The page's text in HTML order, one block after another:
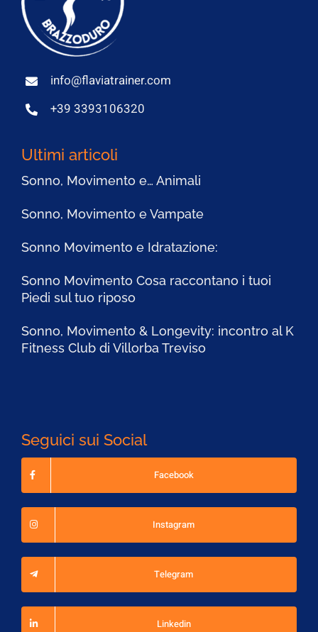
info@flaviatrainer.com
+39 3393106320
Ultimi articoli
Sonno, Movimento e… Animali
Sonno, Movimento e Vampate
Sonno Movimento e Idratazione:
Sonno Movimento Cosa raccontano i tuoi
Piedi sul tuo riposo
Sonno, Movimento & Longevity: incontro al K
Fitness Club di Villorba Treviso
Seguici sui Social
Facebook
Instagram
Telegram
Linkedin